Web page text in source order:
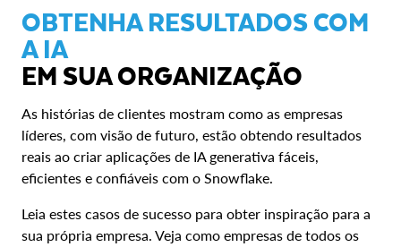
OBTENHA RESULTADOS COM
A IA
EM SUA ORGANIZAÇÃO
As histórias de clientes mostram como as empresas
líderes, com visão de futuro, estão obtendo resultados
reais ao criar aplicações de IA generativa fáceis,
eficientes e confiáveis com o Snowflake.
Leia estes casos de sucesso para obter inspiração para a
sua própria empresa. Veja como empresas de todos os